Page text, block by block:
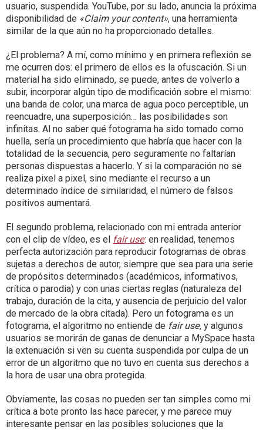
usuario, suspendida. YouTube, por su lado, anuncia la próxima
disponibilidad de «Claim your content», una herramienta
similar de la que aún no ha proporcionado detalles.
¿El problema? A mí, como mínimo y en primera reflexión se
me ocurren dos: el primero de ellos es la ofuscación. Si un
material ha sido eliminado, se puede, antes de volverlo a
subir, incorporar algún tipo de modificación sobre el mismo:
una banda de color, una marca de agua poco perceptible, un
reencuadre, una superposición… las posibilidades son
infinitas. Al no saber qué fotograma ha sido tomado como
huella, sería un procedimiento que habría que hacer con la
totalidad de la secuencia, pero seguramente no faltarían
personas dispuestas a hacerlo. Y si la comparación no se
realiza pixel a pixel, sino mediante el recurso a un
determinado índice de similaridad, el número de falsos
positivos aumentará.
El segundo problema, relacionado con mi entrada anterior
con el clip de vídeo, es el fair use: en realidad, tenemos
perfecta autorización para reproducir fotogramas de obras
sujetas a derechos de autor, siempre que sea para una serie
de propósitos determinados (académicos, informativos,
crítica o parodia) y con unas ciertas reglas (naturaleza del
trabajo, duración de la cita, y ausencia de perjuicio del valor
de mercado de la obra citada). Pero un fotograma es un
fotograma, el algoritmo no entiende de fair use, y algunos
usuarios se morirán de ganas de denunciar a MySpace hasta
la extenuación si ven su cuenta suspendida por culpa de un
error de un algoritmo que no tuvo en cuenta sus derechos a
la hora de usar una obra protegida.
Obviamente, las cosas no pueden ser tan simples como mi
crítica a bote pronto las hace parecer, y me parece muy
interesante pensar en las posibles soluciones que la